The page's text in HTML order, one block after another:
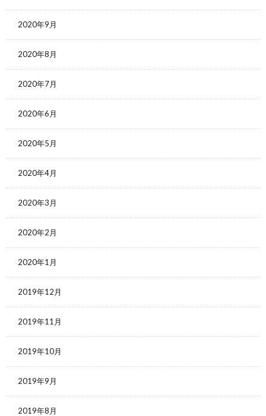
2020年9月
2020年8月
2020年7月
2020年6月
2020年5月
2020年4月
2020年3月
2020年2月
2020年1月
2019年12月
2019年11月
2019年10月
2019年9月
2019年8月